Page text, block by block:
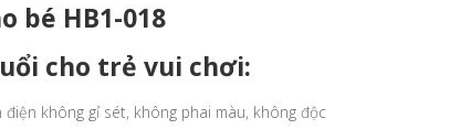
cho trẻ vui chơi:
không gỉ sét, không phai màu, không độc